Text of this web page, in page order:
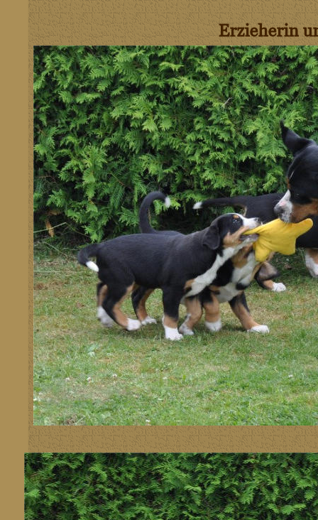
Erzieherin